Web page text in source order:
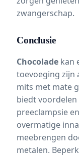
zwangerschap.
Conclusie
Chocolade kan
toevoeging zijn
mits met mate
biedt voordelen
preeclampsie
overmatige
meebrengen
metalen.